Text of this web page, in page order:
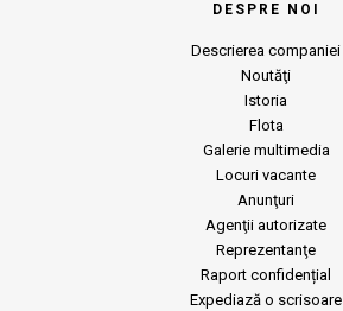
DESPRE NOI
Descrierea companiei
Noutăţi
Istoria
Flota
Galerie multimedia
Locuri vacante
Anunţuri
Agenţii autorizate
Reprezentanţe
Raport confidențial
Expediază o scrisoare